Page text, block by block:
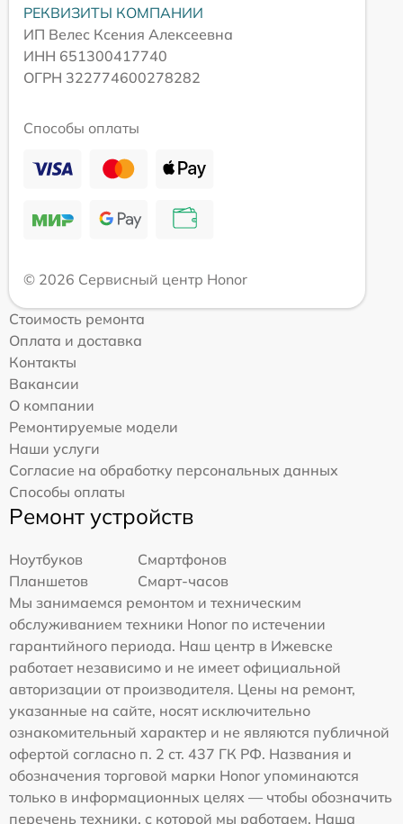
РЕКВИЗИТЫ КОМПАНИИ
ИП Велес Ксения Алексеевна
ИНН 651300417740
ОГРН 322774600278282
Способы оплаты
© 2026 Сервисный центр Honor
Стоимость ремонта
Оплата и доставка
Контакты
Вакансии
О компании
Ремонтируемые модели
Наши услуги
Согласие на обработку персональных данных
Способы оплаты
Ремонт устройств
Ноутбуков
Смартфонов
Планшетов
Смарт-часов
Мы занимаемся ремонтом и техническим
обслуживанием техники Honor по истечении
гарантийного периода. Наш центр в Ижевске
работает независимо и не имеет официальной
авторизации от производителя. Цены на ремонт,
указанные на сайте, носят исключительно
ознакомительный характер и не являются публичной
офертой согласно п. 2 ст. 437 ГК РФ. Названия и
обозначения торговой марки Honor упоминаются
только в информационных целях — чтобы обозначить
перечень техники, с которой мы работаем. Наша